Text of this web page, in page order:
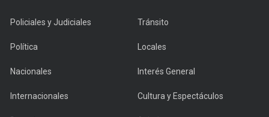
Policiales y Judiciales Tránsito
Política Locales
Nacionales Interés General
Internacionales Cultura y Espectáculos